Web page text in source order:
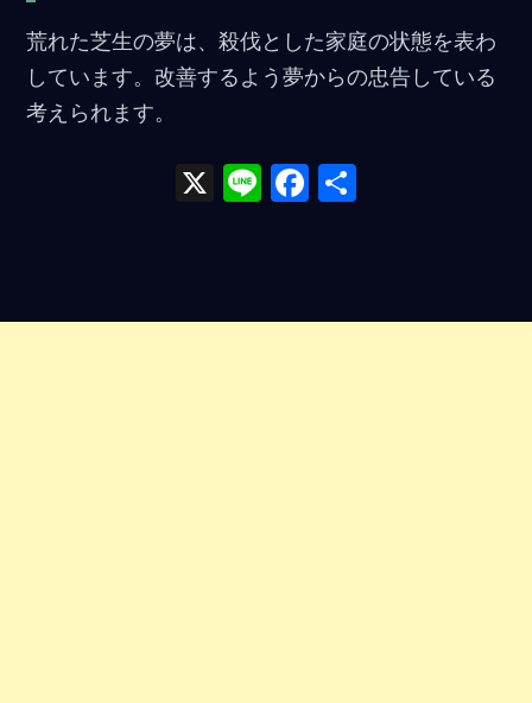
荒れた芝生の夢は、殺伐とした家庭の状態を表わ
しています。改善するよう夢からの忠告している
考えられます。
X Li F
o